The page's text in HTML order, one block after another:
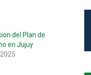
del Plan de
en Jujuy